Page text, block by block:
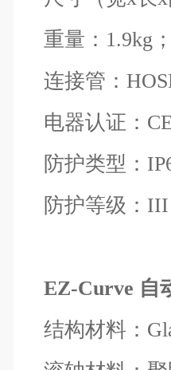
重量：1.9kg
连接管：
电器认证：
防护类型：
防护等级：
EZ-Curve 自
结构材料：